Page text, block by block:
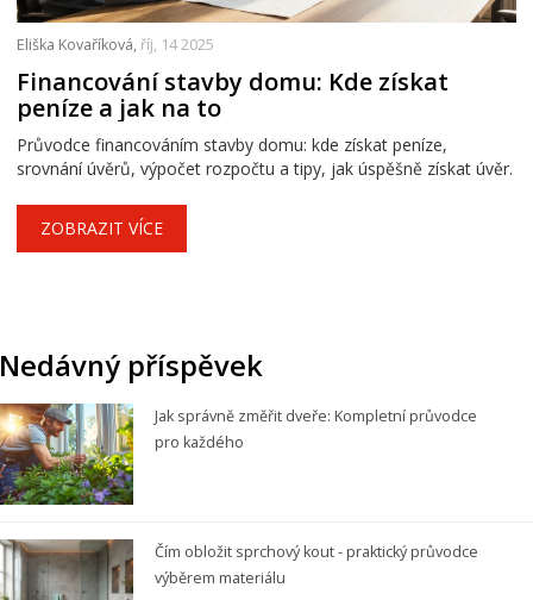
Eliška Kovaříková, říj, 14 2025
Financování stavby domu: Kde získat
peníze a jak na to
Průvodce financováním stavby domu: kde získat peníze,
srovnání úvěrů, výpočet rozpočtu a tipy, jak úspěšně získat úvěr.
ZOBRAZIT VÍCE
Nedávný příspěvek
Jak správně změřit dveře: Kompletní průvodce
pro každého
Čím obložit sprchový kout - praktický průvodce
výběrem materiálu